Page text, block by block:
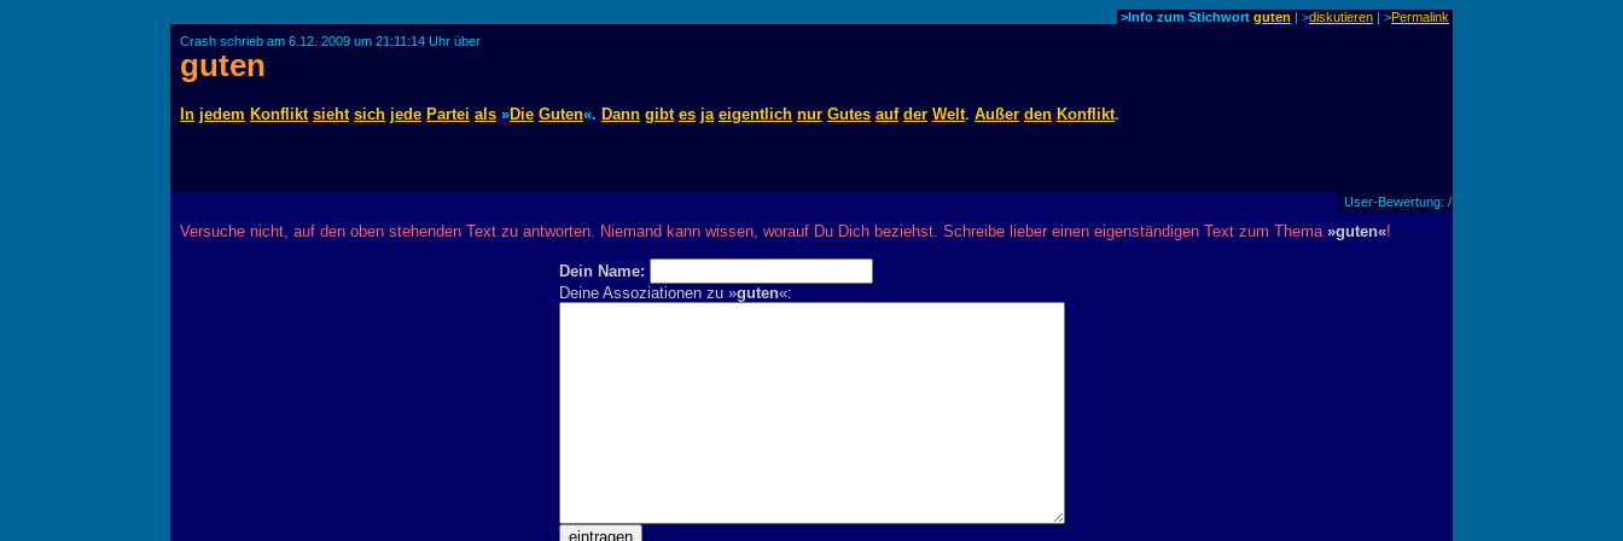
>Info zum Stichwort guten | >diskutieren | >Permalink
Crash schrieb am 6.12. 2009 um 21:11:14 Uhr über
guten
In jedem Konflikt sieht sich jede Partei als »Die Guten«. Dann gibt es ja eigentlich nur Gutes auf der Welt. Außer den Konflikt.
User-Bewertung: /
Versuche nicht, auf den oben stehenden Text zu antworten. Niemand kann wissen, worauf Du Dich beziehst. Schreibe lieber einen eigenständigen Text zum Thema »guten«!
Dein Name:
Deine Assoziationen zu »guten«: